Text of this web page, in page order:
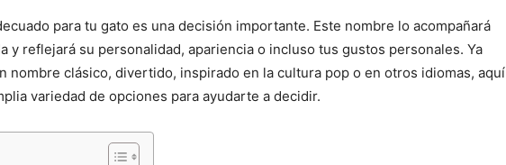
para tu gato es una decisión importante. Este nombre lo acompañará
y reflejará su personalidad, apariencia o incluso tus gustos personales. Ya
nombre clásico, divertido, inspirado en la cultura pop o en otros idiomas, aquí
variedad de opciones para ayudarte a decidir.